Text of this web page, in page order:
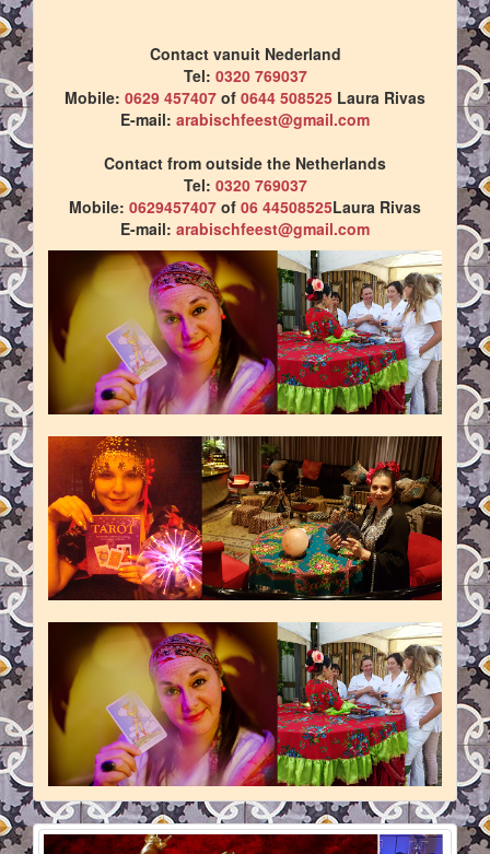
Contact vanuit Nederland
Tel: 0320 769037
Mobile: 0629 457407 of 0644 508525 Laura Rivas
E-mail: arabischfeest@gmail.com
Contact from outside the Netherlands
Tel: 0320 769037
Mobile: 0629457407 of 06 44508525Laura Rivas
E-mail: arabischfeest@gmail.com